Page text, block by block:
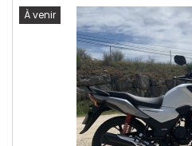
À venir